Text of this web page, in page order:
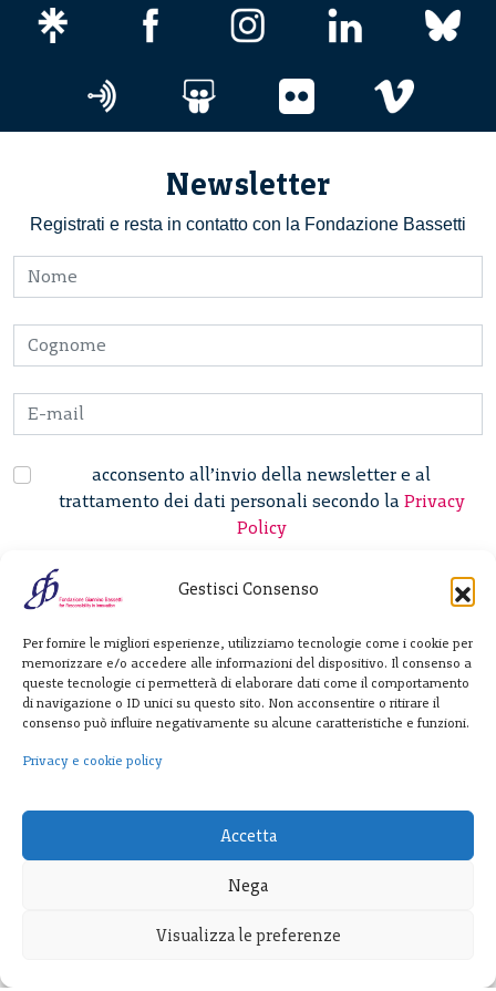
Gestisci Consenso
Per fornire le migliori esperienze, utilizziamo tecnologie come i cookie per
memorizzare e/o accedere alle informazioni del dispositivo. Il consenso a
queste tecnologie ci permetterà di elaborare dati come il comportamento
di navigazione o ID unici su questo sito. Non acconsentire o ritirare il
consenso può influire negativamente su alcune caratteristiche e funzioni.
Privacy e cookie policy
Accetta
Nega
Visualizza le preferenze
Newsletter
Registrati e resta in contatto con la Fondazione Bassetti
acconsento all’invio della newsletter e al
trattamento dei dati personali secondo la Privacy
Policy
Giannino Bassetti ETS
Via Michele Barozzi 4
F. + 39 02 76392030
info@fondazionebassetti.org